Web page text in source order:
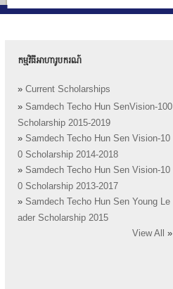
កម្មវិធីអាហារូបករណ៍
» Current Scholarships
» Samdech Techo Hun SenVision-100
Scholarship 2015-2019
» Samdech Techo Hun Sen Vision-10
0 Scholarship 2014-2018
» Samdech Techo Hun Sen Vision-10
0 Scholarship 2013-2017
» Samdech Techo Hun Sen Young Le
ader Scholarship 2015
View All
»